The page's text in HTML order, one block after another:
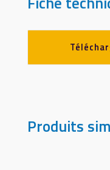
Produits